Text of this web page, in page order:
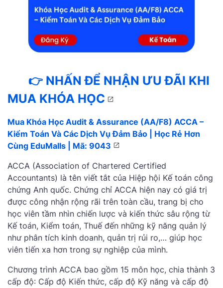
👉 NHẤN ĐỂ NHẬN ƯU ĐÃI KHI
MUA KHÓA HỌC
Mua Khóa Học Audit & Assurance (AA/F8) ACCA –
Kiểm Toán Và Các Dịch Vụ Đảm Bảo | Học Rẻ Hơn
Cùng EduMalls | Mã: 9043
ACCA (Association of Chartered Certified
Accountants) là tên viết tắt của Hiệp hội Kế toán công
chứng Anh quốc. Chứng chỉ ACCA hiện nay có giá trị
được công nhận rộng rãi trên toàn cầu, trang bị cho
học viên tầm nhìn chiến lược và kiến thức sâu rộng từ
Kế toán, Kiểm toán, Thuế đến những kỹ năng quản lý
như phân tích kinh doanh, quản trị rủi ro,… giúp học
viên tiến xa hơn trong sự nghiệp của mình.
Chương trình ACCA bao gồm 15 môn học, chia thành 3
cấp độ: Cấp độ Kiến thức, cấp độ Kỹ năng và cấp độ